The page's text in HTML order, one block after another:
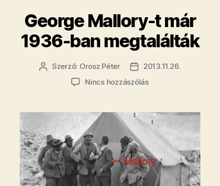
Everesten”
George Mallory-t már
1936-ban megtalálták
Bejegyzés
szerzője
Szerző: Orosz Péter
Bejegyzés
dátuma
2013.11.26.
Nincs hozzászólása(z)
t
már
1936-
megtalálták
bejegyzéshez